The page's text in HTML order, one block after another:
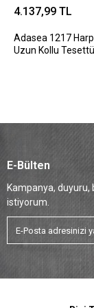
4.137,99 TL
Adasea 1217
Uzun Kollu
E-Bülten
Kampanya,
istiyorum.